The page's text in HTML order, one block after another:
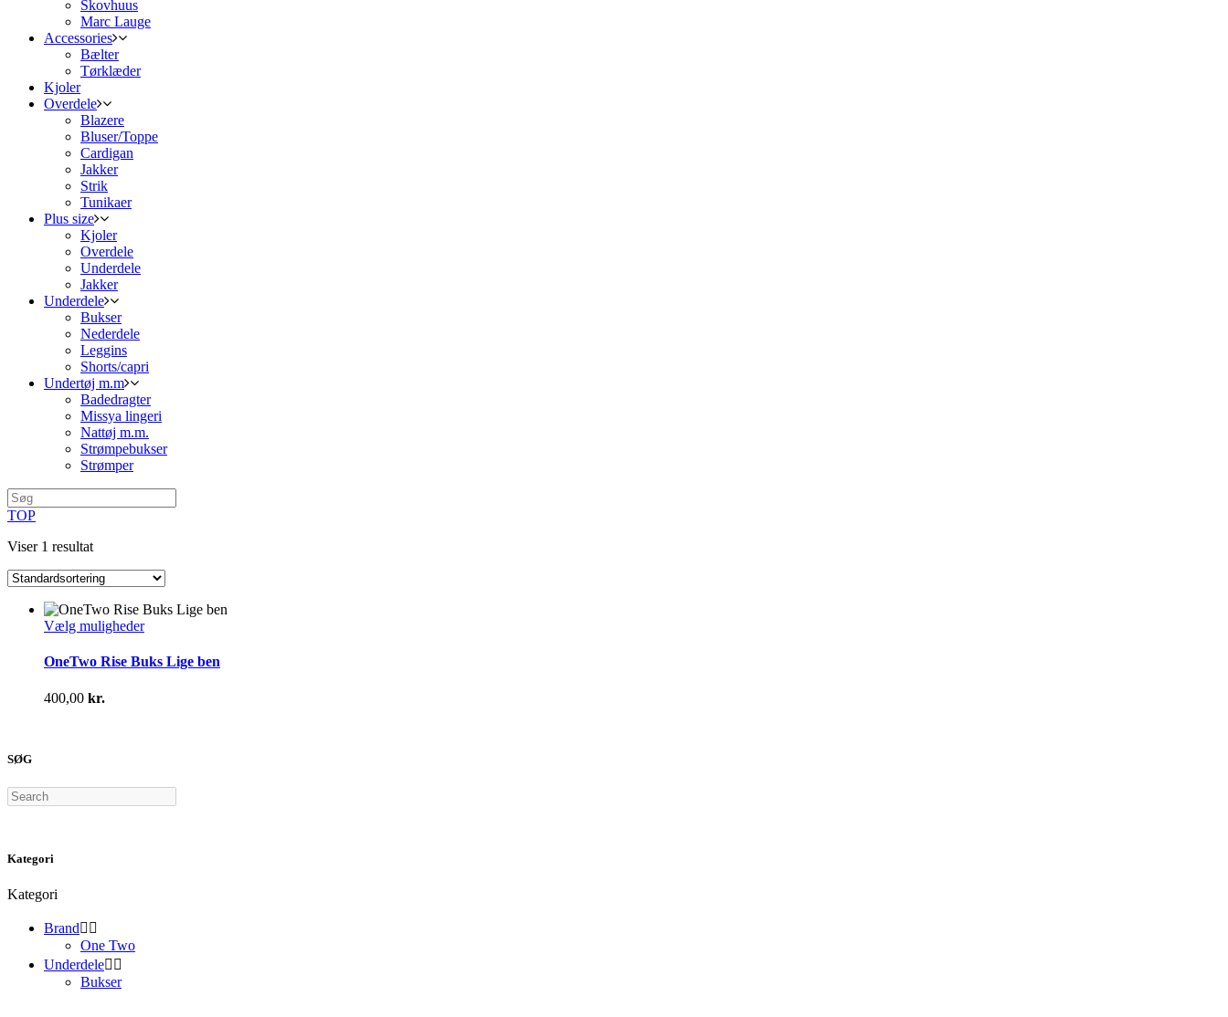
Skovhuus
Marc Lauge
Accessories
Bælter
Tørklæder
Kjoler
Overdele
Blazere
Bluser/Toppe
Cardigan
Jakker
Strik
Tunikaer
Plus size
Kjoler
Overdele
Underdele
Jakker
Underdele
Bukser
Nederdele
Leggins
Shorts/capri
Undertøj m.m
Badedragter
Missya lingeri
Nattøj m.m.
Strømpebukser
Strømper
TOP
Viser 1 resultat
Vælg mulighederDette
har
OneTwo Rise Buks Lige ben
400,00 kr.
SØG
Search
Kategori
Kategori
Brand 
One Two
Underdele 
Bukser